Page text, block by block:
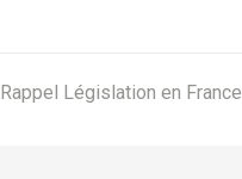
Rappel Législation en France